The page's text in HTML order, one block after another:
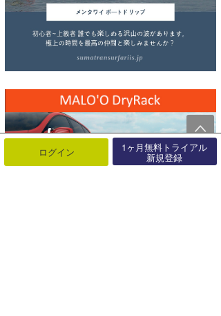
ログイン 1ヶ月無料トライアル
新規登録